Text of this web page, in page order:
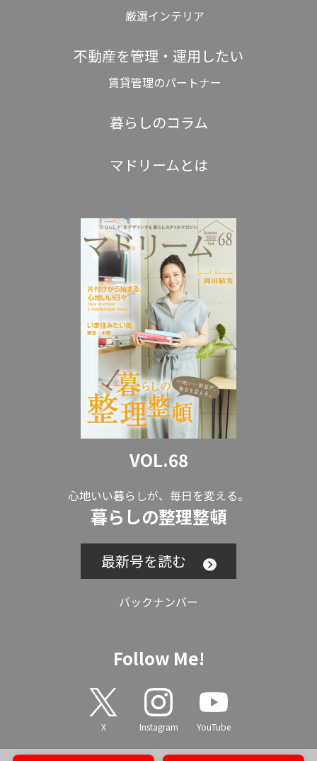
厳選インテリア
不動産を管理・運用したい
賃貸管理のパートナー
暮らしのコラム
マドリームとは
VOL.68
心地いい暮らしが、毎日を変える。
暮らしの整理整頓
最新号を読む
バックナンバー
Follow Me!
X Instagram YouTube